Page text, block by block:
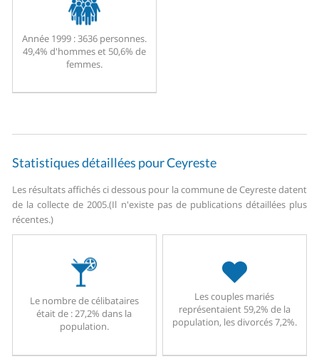
Année 1999 :3636 personnes.
49,4% d'hommes et 50,6% de
femmes.
Statistiques détaillées pour Ceyreste
Les résultats affichés ci dessous pour la commune de Ceyreste datent
de la collecte de 2005.(Il n'existe pas de publications détaillées plus
récentes.)
Le nombre de célibataires
était de : 27,2% dans la
population.
Les couples mariés
représentaient 59,2% de la
population, les divorcés 7,2%.